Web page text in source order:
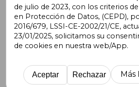
Buscalibre Argentina| Buscalibre
Buscalibre Uruguay|Buscalibre
Perú
|Buscalibre Estados Unidos|
de julio de 2023, con los criterios
en Protección de Datos, (CEPD),
2016/679, LSSI-CE-2002/21/CE,
23/01/2025, solicitamos su
de cookies en nuestra web/App.
Aceptar Rechazar Más